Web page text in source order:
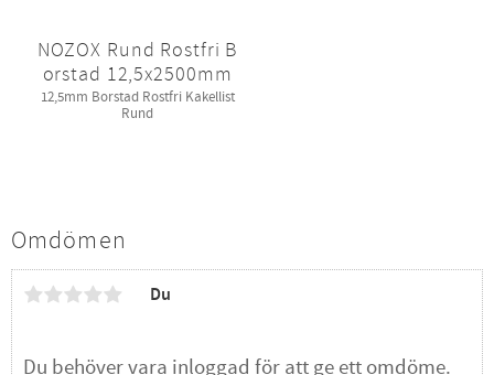
Omdömen
Du
NOZOX Rund Rostfri B
orstad 12,5x2500mm
12,5mm Borstad Rostfri Kakellist
Rund